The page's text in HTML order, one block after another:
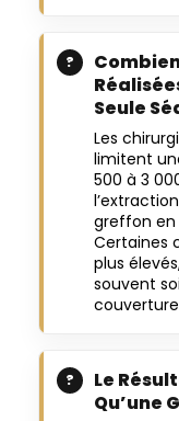
Seule
Les
limitent
500 à 3
greffon en
Certaines
plus
souvent
Le
Qu’une